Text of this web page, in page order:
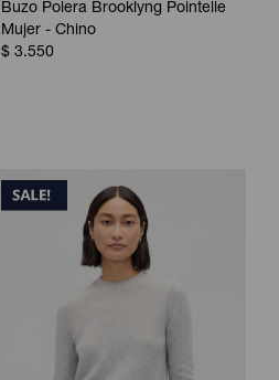
Buzo Polera Brooklyng Pointelle
Mujer - Chino
$ 3.550